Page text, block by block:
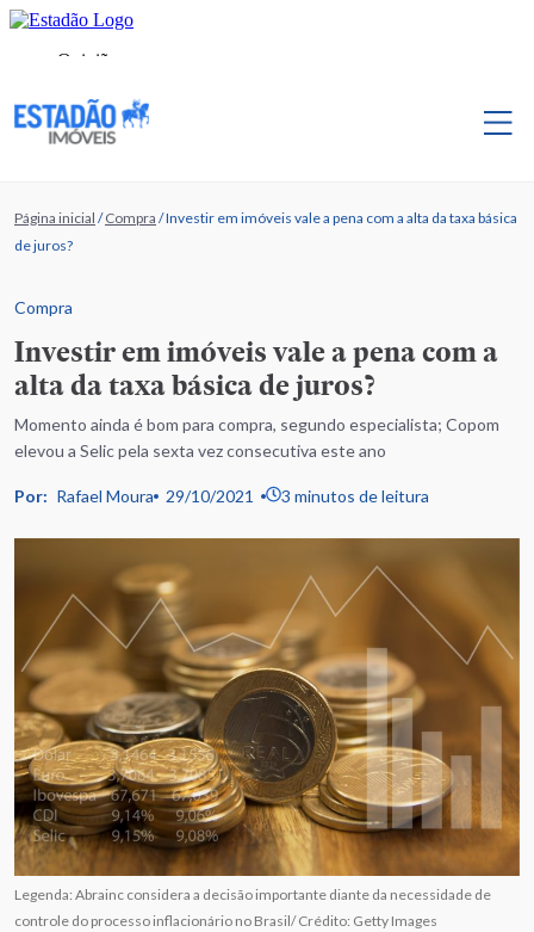
Página inicial /Compra /Investir em imóveis vale a pena com a alta da taxa básica
de juros?
Compra
Investir em imóveis vale a pena com a
alta da taxa básica de juros?
Momento ainda é bom para compra, segundo especialista; Copom
elevou a Selic pela sexta vez consecutiva este ano
Por: Rafael Moura 29/10/2021 3 minutos de leitura
Legenda: Abrainc considera a decisão importante diante da necessidade de
controle do processo inflacionário no Brasil/ Crédito: Getty Images